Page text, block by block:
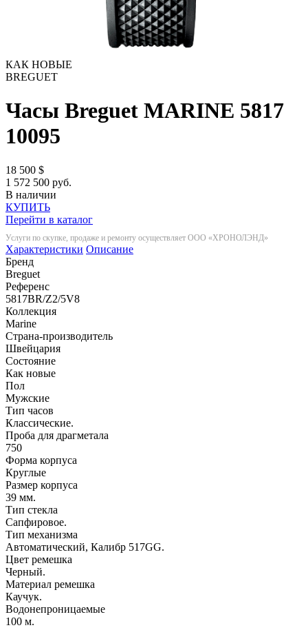
КАК НОВЫЕ
BREGUET
Часы Breguet MARINE 5817
10095
18 500 $
1 572 500 руб.
В наличии
КУПИТЬ
Перейти в каталог
Услуги по скупке, продаже и ремонту осуществляет ООО «ХРОНОЛЭНД»
Характеристики Описание
Бренд
Breguet
Референс
5817BR/Z2/5V8
Коллекция
Marine
Страна-производитель
Швейцария
Состояние
Как новые
Пол
Мужские
Тип часов
Классические.
Проба для драгметала
750
Форма корпуса
Круглые
Размер корпуса
39 мм.
Тип стекла
Сапфировое.
Тип механизма
Автоматический, Калибр 517GG.
Цвет ремешка
Черный.
Материал ремешка
Каучук.
Водонепроницаемые
100 м.